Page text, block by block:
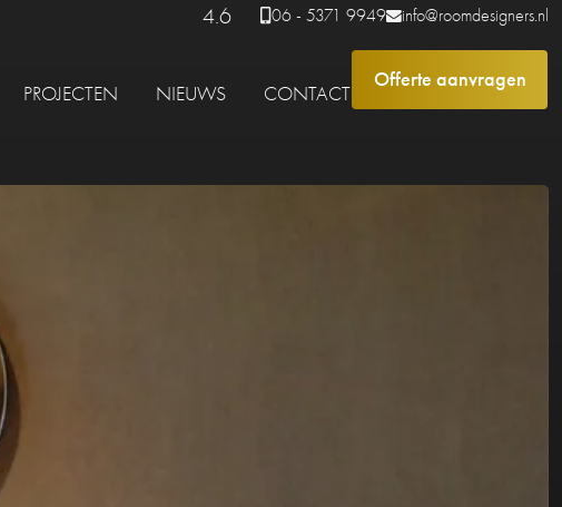
4.6 06 - 5371 9949 info@roomdesigners.nl
PROJECTEN NIEUWS CONTACT
Offerte aanvragen